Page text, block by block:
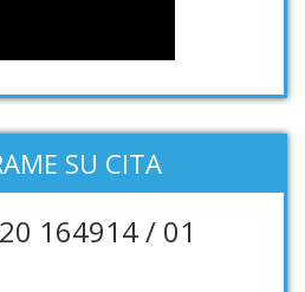
SU CITA
164914 / 01